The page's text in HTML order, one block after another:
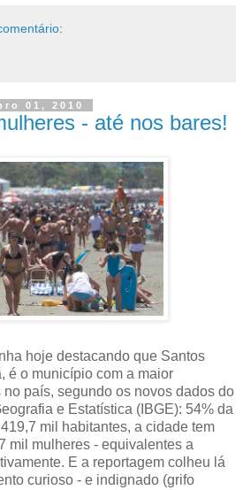
01, 2010
- até nos bares!
hoje destacando que Santos
é o município com a maior
país, segundo os novos dados do
e Estatística (IBGE): 54% da
mil habitantes, a cidade tem
mil mulheres - equivalentes a
E a reportagem colheu lá
curioso - e indignado (grifo